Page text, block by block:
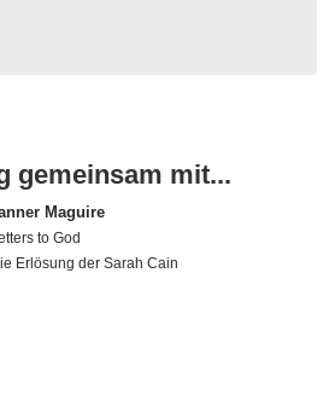
gemeinsam mit...
Maguire
to God
Erlösung der Sarah Cain